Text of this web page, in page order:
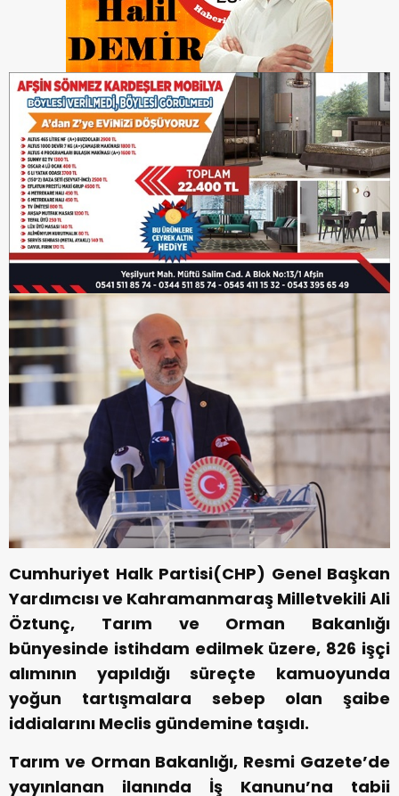
Cumhuriyet Halk Partisi(CHP) Genel Başkan
Yardımcısı ve Kahramanmaraş Milletvekili Ali
Öztunç, Tarım ve Orman Bakanlığı
bünyesinde istihdam edilmek üzere, 826 işçi
alımının yapıldığı süreçte kamuoyunda
yoğun tartışmalara sebep olan şaibe
iddialarını Meclis gündemine taşıdı.
Tarım ve Orman Bakanlığı, Resmi Gazete’de
yayınlanan ilanında İş Kanunu’na tabii